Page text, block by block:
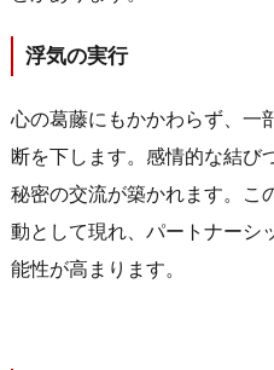
浮気の実行
心の葛藤にもかかわらず、一
断を下します。感情的な結び
秘密の交流が築かれます。こ
動として現れ、パートナーシ
能性が高まります。